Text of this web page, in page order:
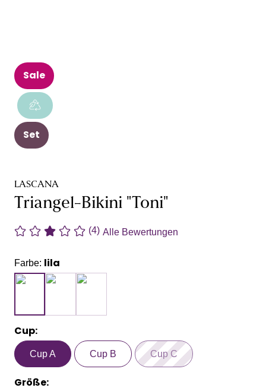
Sale
Set
LASCANA
Triangel-Bikini "Toni"
(4) Alle Bewertungen
Farbe: lila
Cup:
Cup A Cup B Cup C
Größe: